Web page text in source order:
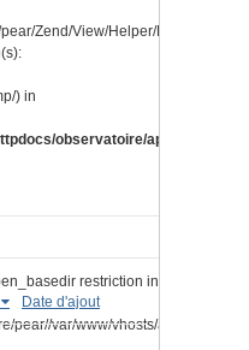
Zend/View/Helper/Navigation/
) in
observatoire/application/
restriction in effect.
pear//var/www/vhosts/anr-
Date d'ajout